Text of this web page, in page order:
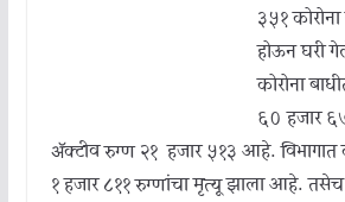
३५१
होऊन घरी
कोरोना
६० हजार
ॲक्टीव रुग्ण २१ हजार ५१३ आहे. विभागात
१ हजार ८११ रुग्णांचा मृत्यू झाला आहे.